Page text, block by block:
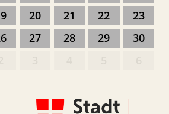
20 21 22
23
27 28 29
30